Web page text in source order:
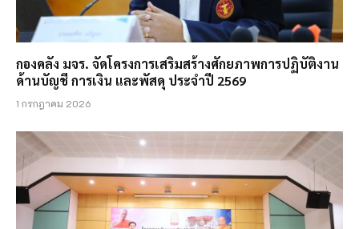
กองคลัง มจร. จัดโครงการเสริมสร้างศักยภาพการปฏิบัติงาน
ด้านบัญชี การเงิน และพัสดุ ประจำปี 2569
1 กรกฎาคม 2026